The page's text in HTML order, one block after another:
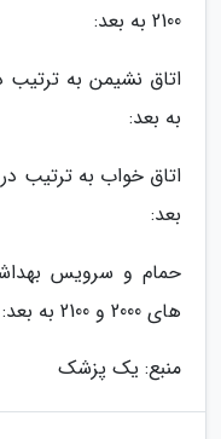
2100 به بعد:
به بعد:
بعد:
حمام و سرویس
های 2000 و 2100 به بعد:
منبع: یک پزشک